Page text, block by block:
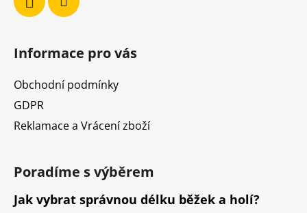
Informace pro vás
Obchodní podmínky
GDPR
Reklamace a Vrácení zboží
Poradíme s výběrem
Jak vybrat správnou délku běžek a holí?